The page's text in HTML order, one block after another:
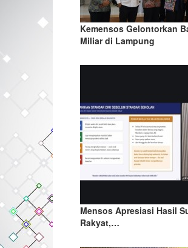
Kemensos Gelontorkan
Miliar di Lampung
Mensos Apresiasi Hasil
Rakyat,…